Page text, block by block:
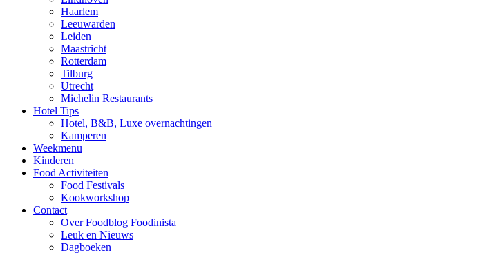
Haarlem
Leeuwarden
Leiden
Maastricht
Rotterdam
Tilburg
Utrecht
Michelin Restaurants
Hotel Tips
Hotel, B&B, Luxe overnachtingen
Kamperen
Weekmenu
Kinderen
Food Activiteiten
Food Festivals
Kookworkshop
Contact
Over Foodblog Foodinista
Leuk en Nieuws
Dagboeken